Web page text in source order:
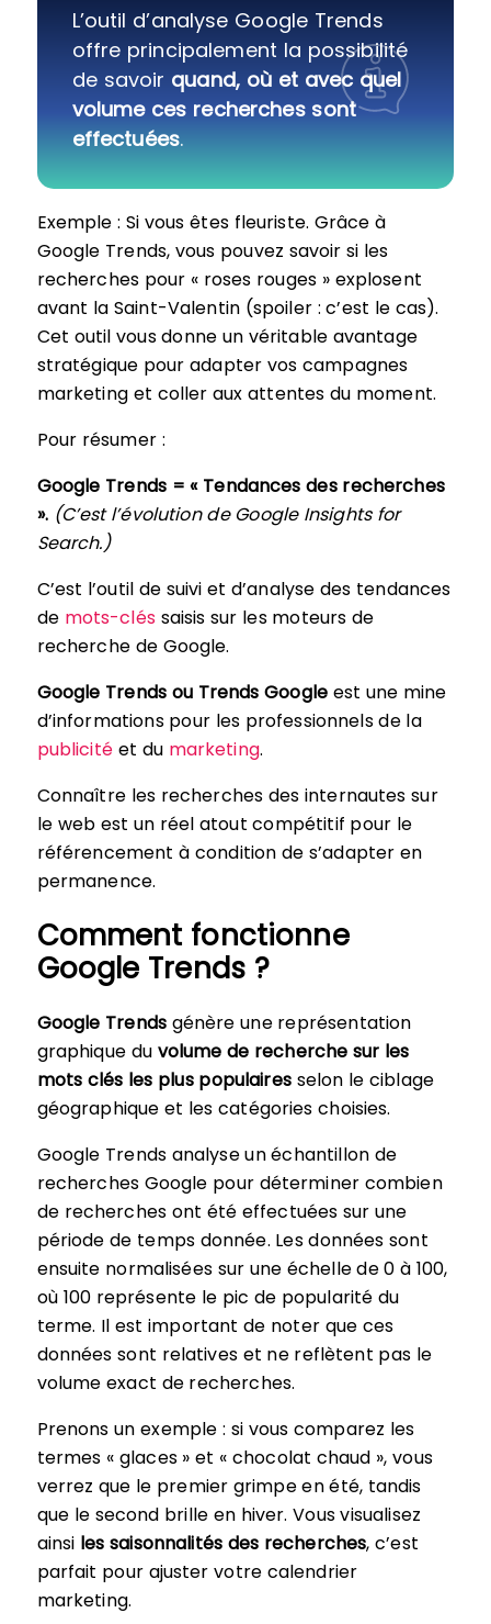
L’outil d’analyse Google Trends
offre principalement la possibilité
de savoir quand, où et avec quel
volume ces recherches sont
effectuées.
Exemple : Si vous êtes fleuriste. Grâce à
Google Trends, vous pouvez savoir si les
recherches pour « roses rouges » explosent
avant la Saint-Valentin (spoiler : c’est le cas).
Cet outil vous donne un véritable avantage
stratégique pour adapter vos campagnes
marketing et coller aux attentes du moment.
Pour résumer :
Google Trends = « Tendances des recherches
». (C’est l’évolution de Google Insights for
Search.)
C’est l’outil de suivi et d’analyse des tendances
de mots-cléssaisis sur les moteurs de
recherche de Google.
Google Trends ou Trends Google est une mine
d’informations pour les professionnels de la
publicitéet du marketing.
Connaître les recherches des internautes sur
le web est un réel atout compétitif pour le
référencement à condition de s’adapter en
permanence.
Comment fonctionne
Google Trends ?
Google Trends génère une représentation
graphique du volume de recherche sur les
mots clés les plus populairesselon le ciblage
géographique et les catégories choisies.
Google Trends analyse un échantillon de
recherches Google pour déterminer combien
de recherches ont été effectuées sur une
période de temps donnée. Les données sont
ensuite normalisées sur une échelle de 0 à 100,
où 100 représente le pic de popularité du
terme. Il est important de noter que ces
données sont relatives et ne reflètent pas le
volume exact de recherches.
Prenons un exemple : si vous comparez les
termes « glaces » et « chocolat chaud », vous
verrez que le premier grimpe en été, tandis
que le second brille en hiver. Vous visualisez
ainsi les saisonnalités des recherches, c’est
parfait pour ajuster votre calendrier
marketing.